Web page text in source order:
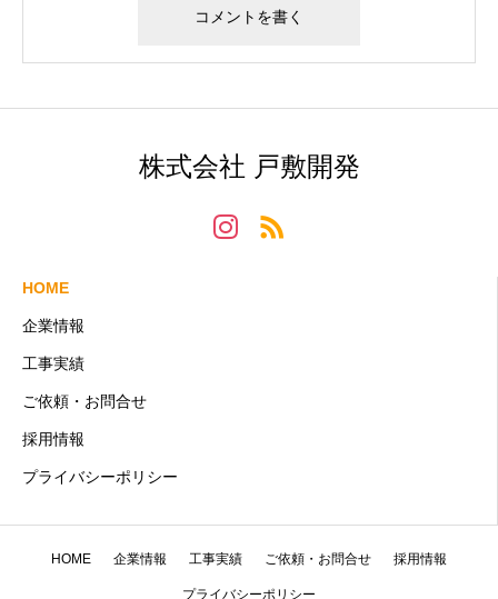
株式会社 戸敷開発
HOME
企業情報
工事実績
ご依頼・お問合せ
採用情報
プライバシーポリシー
HOME 企業情報 工事実績 ご依頼・お問合せ 採用情報
プライバシーポリシー